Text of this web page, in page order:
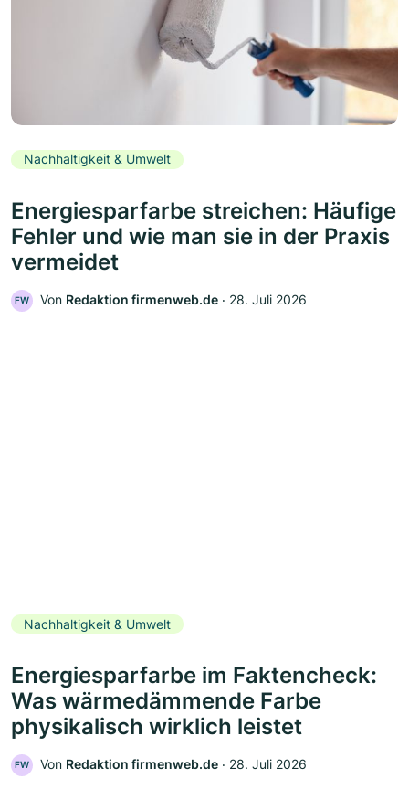
Nachhaltigkeit & Umwelt
Energiesparfarbe streichen: Häufige
Fehler und wie man sie in der Praxis
vermeidet
FW Von Redaktion firmenweb.de ‧ 28. Juli 2026
Nachhaltigkeit & Umwelt
Energiesparfarbe im Faktencheck:
Was wärmedämmende Farbe
physikalisch wirklich leistet
FW Von Redaktion firmenweb.de ‧ 28. Juli 2026